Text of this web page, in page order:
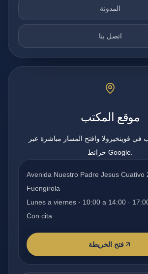
المدونة
اتصل بنا
موقع المكتب
في فوينخيرولا وافتح المسار مباشرة عبر
خرائط Google.
Avenida Nuestro Padre Jesus Cuativo
Fuengirola
Lunes a viernes · 10:00 a 14:00 ·
Con cita
فتح الخريطة